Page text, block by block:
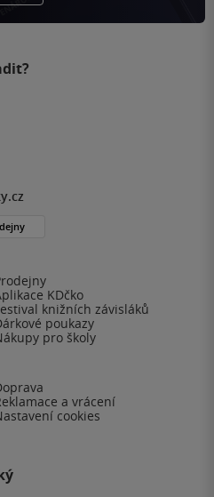
KDčko
knižních závisláků
poukazy
pro školy
a vrácení
cookies